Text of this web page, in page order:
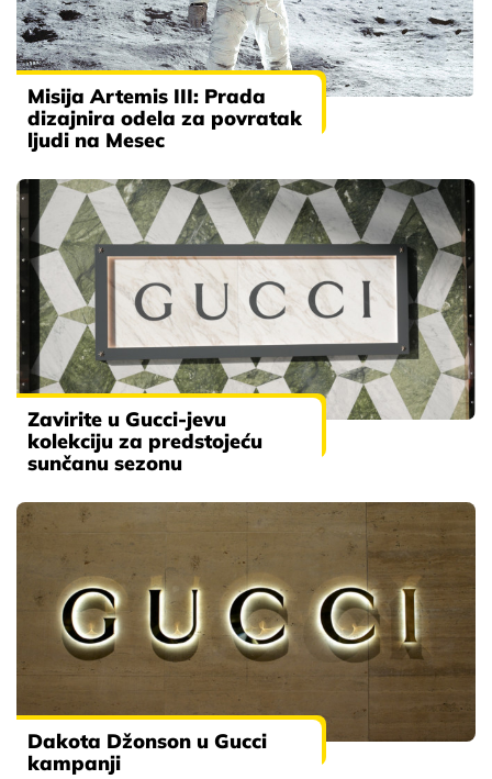
Misija Artemis III: Prada
dizajnira odela za povratak
ljudi na Mesec
Zavirite u Gucci-jevu
kolekciju za predstojeću
sunčanu sezonu
Dakota Džonson u Gucci
kampanji